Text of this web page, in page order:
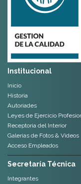
Institucional
Inicio
Historia
Autoriades
Leyes de Ejercicio
Receptoria del Interior
Galerias de Fotos & Videos
Acceso Empleados
Secretaría Técnica
Integrantes